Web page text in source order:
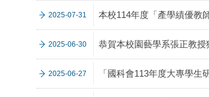
2025-07-31 本校114年度「產學績優教
2025-06-30 恭賀本校園藝學系張正教
2025-06-27 「國科會113年度大專學